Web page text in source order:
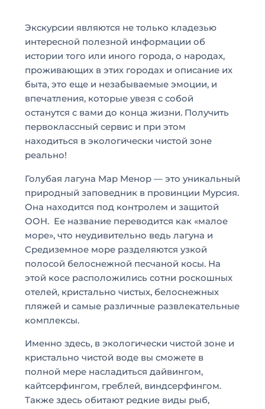
Экскурсии являются не только кладезью
интересной полезной информации об
истории того или иного города, о народах,
проживающих в этих городах и описание их
быта, это еще и незабываемые эмоции, и
впечатления, которые увезя с собой
останутся с вами до конца жизни. Получить
первоклассный сервис и при этом
находиться в экологически чистой зоне
реально!
Голубая лагуна Мар Менор — это уникальный
природный заповедник в провинции Мурсия.
Она находится под контролем и защитой
ООН. Ее название переводится как «малое
море», что неудивительно ведь лагуна и
Средиземное море разделяются узкой
полосой белоснежной песчаной косы. На
этой косе расположились сотни роскошных
отелей, кристально чистых, белоснежных
пляжей и самые различные развлекательные
комплексы.
Именно здесь, в экологически чистой зоне и
кристально чистой воде вы сможете в
полной мере насладиться дайвингом,
кайтсерфингом, греблей, виндсерфингом.
Также здесь обитают редкие виды рыб,